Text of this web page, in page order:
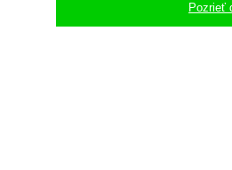
Pozrieť